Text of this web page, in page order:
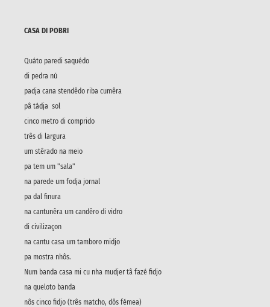
CASA DI POBRI
Quáto paredi saquédo
di pedra nú
padja cana stendêdo riba cumêra
pâ tádja sol
cinco metro di comprido
três di largura
um stêrado na meio
pa tem um "sala"
na parede um fodja jornal
pa dal finura
na cantunêra um candêro di vidro
di civilizaçon
na cantu casa um tamboro midjo
pa mostra nhôs.
Num banda casa mi cu nha mudjer tâ fazé fidjo
na queloto banda
nôs cinco fidjo (três matcho, dôs fémea)